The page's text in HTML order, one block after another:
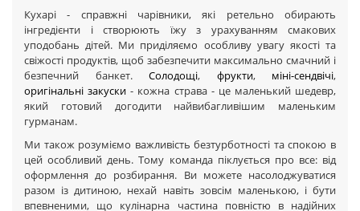
Кухарі - справжні чарівники, які ретельно обирають
інгредієнти і створюють їжу з урахуванням смакових
уподобань дітей. Ми приділяємо особливу увагу якості та
свіжості продуктів, щоб забезпечити максимально смачний і
безпечний банкет. Солодощі, фрукти, міні-сендвічі,
оригінальні закуски - кожна страва - це маленький шедевр,
який готовий догодити найвибагливішим маленьким
гурманам.
Ми також розуміємо важливість безтурботності та спокою в
цей особливий день. Тому команда піклується про все: від
оформлення до розбирання. Ви можете насолоджуватися
разом із дитиною, нехай навіть зовсім маленькою, і бути
впевненими, що кулінарна частина повністю в надійних